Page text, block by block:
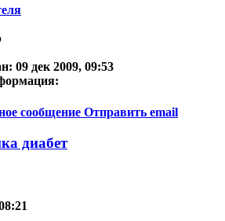
09 дек 2009, 09:53
сообщение Отправить email
диабет